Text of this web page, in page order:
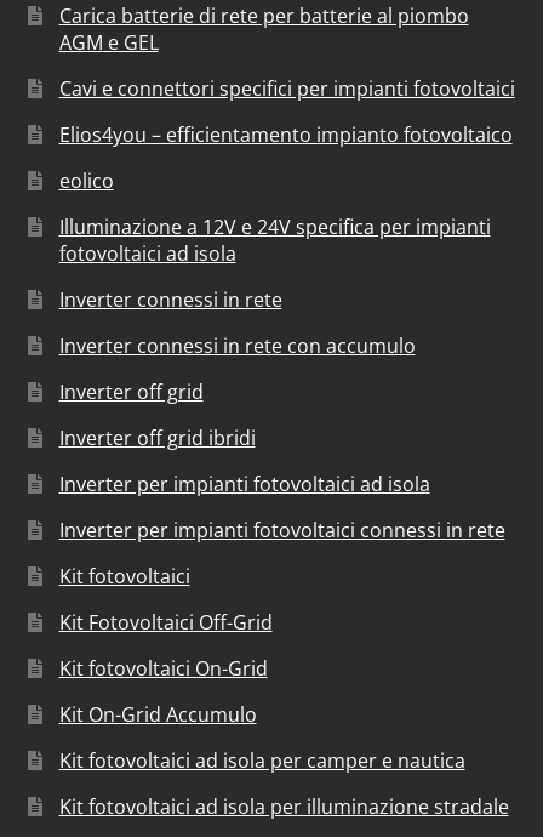
Carica batterie di rete per batterie al piombo
AGM e GEL
Cavi e connettori specifici per impianti fotovoltaici
Elios4you – efficientamento impianto fotovoltaico
eolico
Illuminazione a 12V e 24V specifica per impianti
fotovoltaici ad isola
Inverter connessi in rete
Inverter connessi in rete con accumulo
Inverter off grid
Inverter off grid ibridi
Inverter per impianti fotovoltaici ad isola
Inverter per impianti fotovoltaici connessi in rete
Kit fotovoltaici
Kit Fotovoltaici Off-Grid
Kit fotovoltaici On-Grid
Kit On-Grid Accumulo
Kit fotovoltaici ad isola per camper e nautica
Kit fotovoltaici ad isola per illuminazione stradale